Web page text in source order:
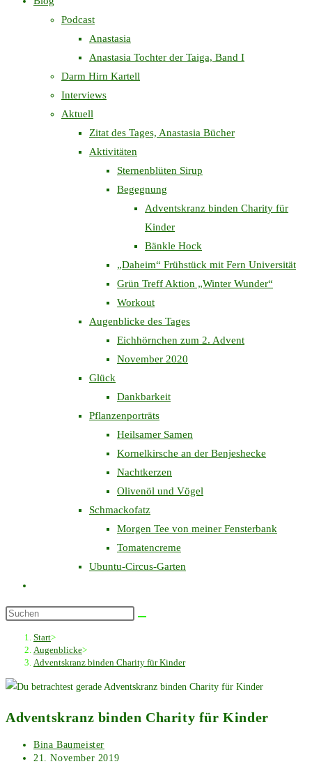
Podcast
Anastasia
Anastasia Tochter der Taiga, Band I
Darm Hirn Kartell
Interviews
Aktuell
Zitat des Tages, Anastasia Bücher
Aktivitäten
Sternenblüten Sirup
Begegnung
Adventskranz binden Charity für
Kinder
Bänkle Hock
„Daheim“ Frühstück mit Fern Universität
Grün Treff Aktion „Winter Wunder“
Workout
Augenblicke des Tages
Eichhörnchen zum 2. Advent
November 2020
Glück
Dankbarkeit
Pflanzenporträts
Heilsamer Samen
Kornelkirsche an der Benjeshecke
Nachtkerzen
Olivenöl und Vögel
Schmackofatz
Morgen Tee von meiner Fensterbank
Tomatencreme
Ubuntu-Circus-Garten
umschalten
Diese
durchsuchen
Start>
Augenblicke>
Adventskranz binden Charity für Kinder
Adventskranz binden Charity für Kinder
Beitrags-
Autor:
Bina Baumeister
Beitrag
21. November 2019